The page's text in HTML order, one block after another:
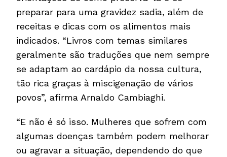
preparar para uma gravidez sadia, além de
receitas e dicas com os alimentos mais
indicados. “Livros com temas similares
geralmente são traduções que nem sempre
se adaptam ao cardápio da nossa cultura,
tão rica graças à miscigenação de vários
povos”, afirma Arnaldo Cambiaghi.
“E não é só isso. Mulheres que sofrem com
algumas doenças também podem melhorar
ou agravar a situação, dependendo do que